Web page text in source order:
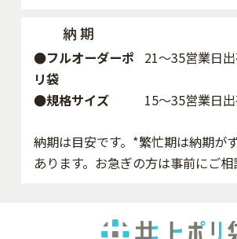
納 期
●フルオーダーポ
リ袋
21～35営業日
●規格サイズ 15～35営業日
納期は目安です。*繁忙期は納期が
あります。お急ぎの方は事前にご相